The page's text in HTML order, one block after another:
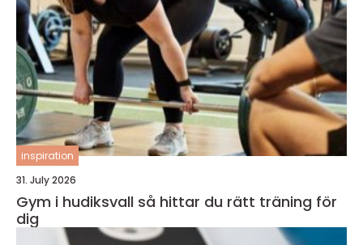
inspiration
31. July 2026
Gym i hudiksvall så hittar du rätt träning för
dig